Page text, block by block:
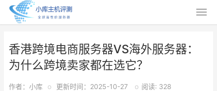
香港跨境电商服务器VS海外服务器：
为什么跨境卖家都在选它？
作者：小库 o 更新时间：2025-10-27 o 阅读: 328